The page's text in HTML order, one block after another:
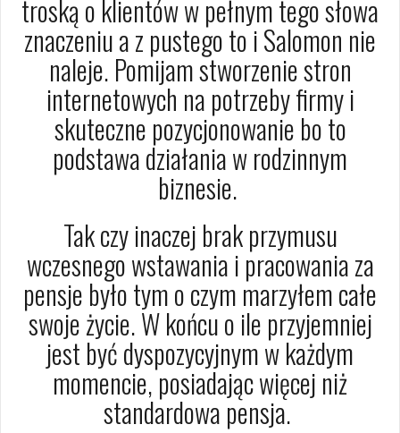
troską o klientów w pełnym tego słowa
znaczeniu a z pustego to i Salomon nie
naleje. Pomijam stworzenie stron
internetowych na potrzeby firmy i
skuteczne pozycjonowanie bo to
podstawa działania w rodzinnym
biznesie.
Tak czy inaczej brak przymusu
wczesnego wstawania i pracowania za
pensje było tym o czym marzyłem całe
swoje życie. W końcu o ile przyjemniej
jest być dyspozycyjnym w każdym
momencie, posiadając więcej niż
standardowa pensja.